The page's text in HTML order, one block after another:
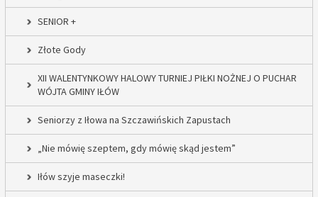
SENIOR +
Złote Gody
XII WALENTYNKOWY HALOWY TURNIEJ PIŁKI NOŻNEJ O PUCHAR
WÓJTA GMINY IŁÓW
Seniorzy z Iłowa na Szczawińskich Zapustach
„Nie mówię szeptem, gdy mówię skąd jestem”
Iłów szyje maseczki!